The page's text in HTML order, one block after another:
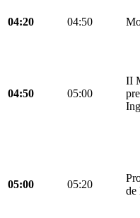
04:20 04:50
04:50 05:00
II
05:00 05:20
de